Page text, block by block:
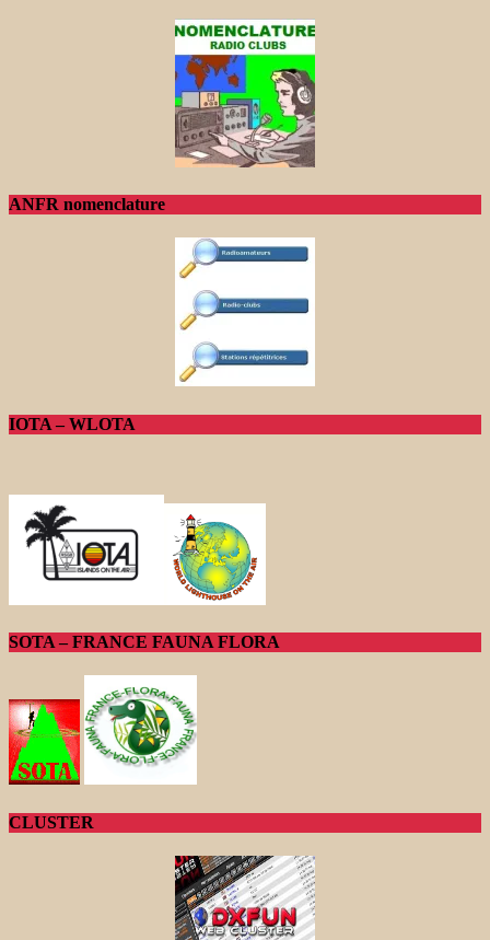
ANFR nomenclature
IOTA – WLOTA
SOTA – FRANCE FAUNA FLORA
CLUSTER